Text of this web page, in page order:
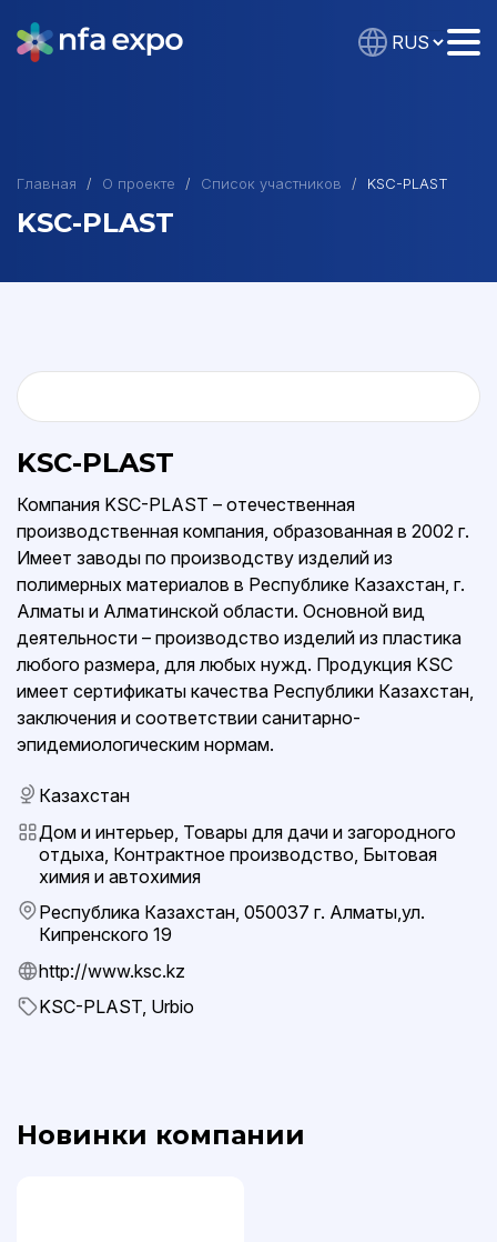
Главная О проекте Список участников KSC-PLAST
KSC-PLAST
KSC-PLAST
Компания KSC-PLAST – отечественная
производственная компания, образованная в 2002 г.
Имеет заводы по производству изделий из
полимерных материалов в Республике Казахстан, г.
Алматы и Алматинской области. Основной вид
деятельности – производство изделий из пластика
любого размера, для любых нужд. Продукция KSC
имеет сертификаты качества Республики Казахстан,
заключения и соответствии санитарно-
эпидемиологическим нормам.
Казахстан
Дом и интерьер, Товары для дачи и загородного
отдыха, Контрактное производство, Бытовая
химия и автохимия
Республика Казахстан, 050037 г. Алматы,ул.
Кипренского 19
http://www.ksc.kz
KSC-PLAST, Urbio
Новинки компании